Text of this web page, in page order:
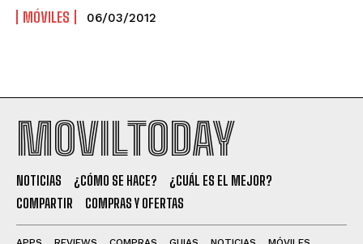
MÓVILES 06/03/2012
MOVILTODAY
NOTICIAS ¿CÓMO SE HACE?
¿CUÁL ES EL MEJOR?
COMPARTIR
COMPRAS Y OFERTAS